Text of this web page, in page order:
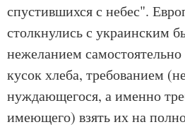
спустившихся с небес".
столкнулись с украинским
нежеланием самостоятельно
кусок хлеба, требованием
нуждающегося, а именно
имеющего) взять их на